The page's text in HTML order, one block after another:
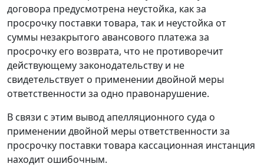
договора предусмотрена неустойка, как за
просрочку поставки товара, так и неустойка от
суммы незакрытого авансового платежа за
просрочку его возврата, что не противоречит
действующему законодательству и не
свидетельствует о применении двойной меры
ответственности за одно правонарушение.
В связи с этим вывод апелляционного суда о
применении двойной меры ответственности за
просрочку поставки товара кассационная инстанция
находит ошибочным.